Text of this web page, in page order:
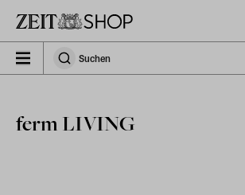
SuchenSuchen
ferm LIVING